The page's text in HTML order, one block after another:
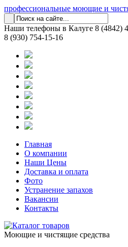
профессиональные моющие и
Наши телефоны в Калуге 8 (4842)
8 (930) 754-15-16
Главная
О компании
Наши Цены
Доставка и оплата
Фото
Устранение запахов
Вакансии
Контакты
Моющие и чистящие средства